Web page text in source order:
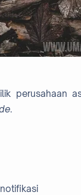
perusahaan
.